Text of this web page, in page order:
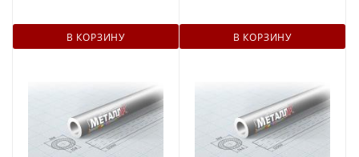
В КОРЗИНУ В КОРЗИНУ